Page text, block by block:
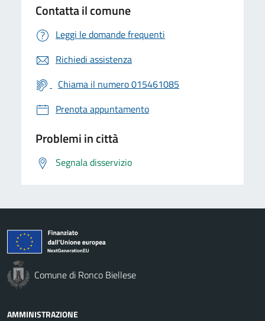
Contatta il comune
Leggi le domande frequenti
Richiedi assistenza
Chiama il numero 015461085
Prenota appuntamento
Problemi in città
Segnala disservizio
Comune di Ronco Biellese
AMMINISTRAZIONE